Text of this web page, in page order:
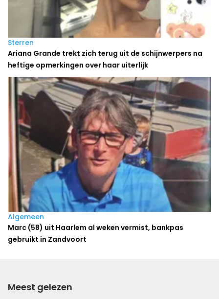
Sterren
Ariana Grande trekt zich terug uit de schijnwerpers na
heftige opmerkingen over haar uiterlijk
Algemeen
Marc (58) uit Haarlem al weken vermist, bankpas
gebruikt in Zandvoort
Meest gelezen